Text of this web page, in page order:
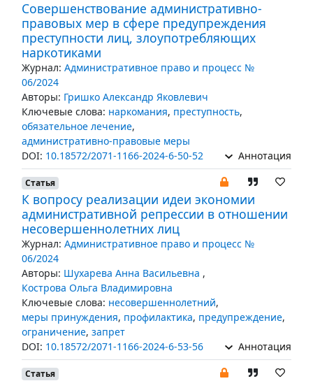
Совершенствование административно-
правовых мер в сфере предупреждения
преступности лиц, злоупотребляющих
наркотиками
Журнал: Административное право и процесс №
06/2024
Авторы: Гришко Александр Яковлевич
Ключевые слова: наркомания, преступность,
обязательное лечение,
административно-правовые меры
DOI: 10.18572/2071-1166-2024-6-50-52 Аннотация
Статья
К вопросу реализации идеи экономии
административной репрессии в отношении
несовершеннолетних лиц
Журнал: Административное право и процесс №
06/2024
Авторы: Шухарева Анна Васильевна ,
Кострова Ольга Владимировна
Ключевые слова: несовершеннолетний,
меры принуждения, профилактика, предупреждение,
ограничение, запрет
DOI: 10.18572/2071-1166-2024-6-53-56 Аннотация
Статья